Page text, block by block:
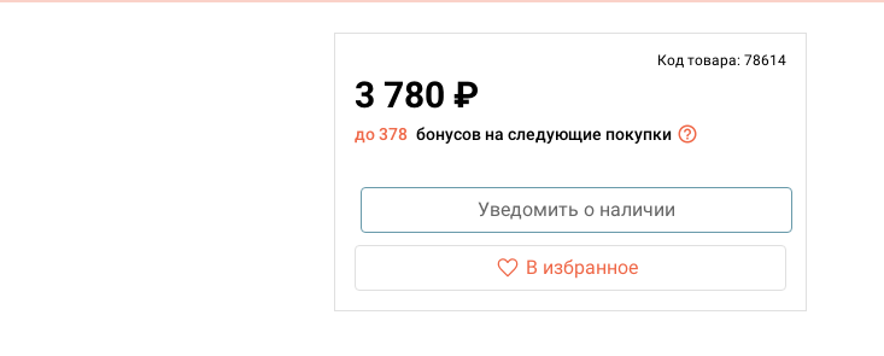
Код товара: 78614
3 780 ₽
до 378 бонусов на следующие покупки
Уведомить о наличии
В избранное